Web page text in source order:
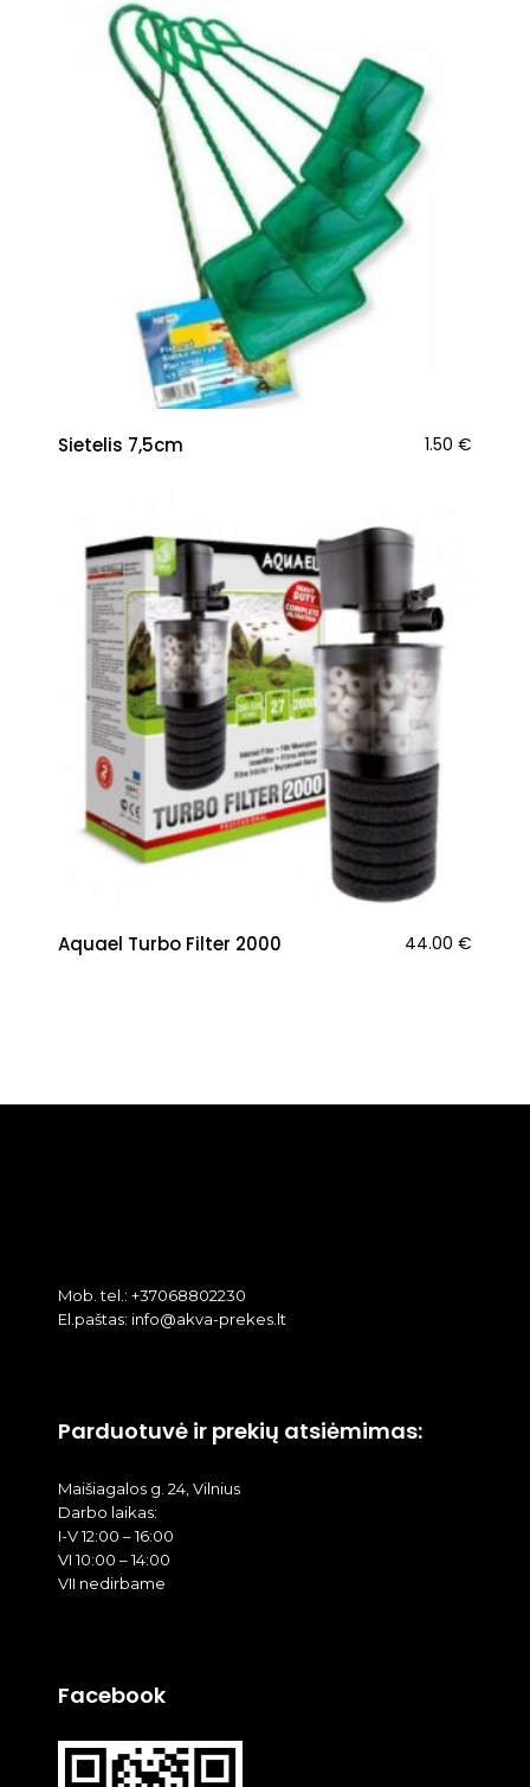
Sietelis 7,5cm 1.50 €
Aquael Turbo Filter 2000 44.00 €
Mob. tel.: +37068802230
El.paštas: info@akva-prekes.lt
Parduotuvė ir prekių atsiėmimas:
Maišiagalos g. 24, Vilnius
Darbo laikas:
I-V 12:00 – 16:00
VI 10:00 – 14:00
VII nedirbame
Facebook